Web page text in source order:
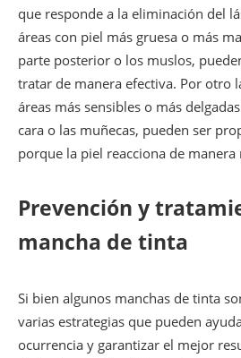
que responde a la eliminación del
áreas con piel más gruesa o más
parte posterior o los muslos,
tratar de manera efectiva. Por otro
áreas más sensibles o más
cara o las muñecas, pueden ser
porque la piel reacciona de manera
Prevención y
mancha de tinta
Si bien algunos manchas de tinta
varias estrategias que pueden
ocurrencia y garantizar el mejor